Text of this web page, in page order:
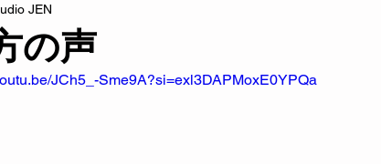
の声
JEN
JCh5_-Sme9A?si=exl3DAPMoxE0YPQa